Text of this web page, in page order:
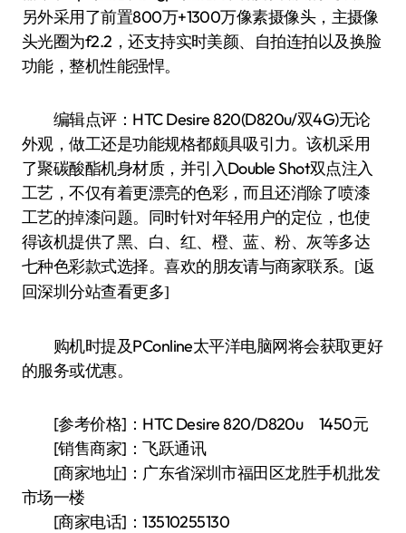
另外采用了前置800万+1300万像素摄像头，主摄像
头光圈为f2.2，还支持实时美颜、自拍连拍以及换脸
功能，整机性能强悍。
编辑点评：HTC Desire 820(D820u/双4G)无论
外观，做工还是功能规格都颇具吸引力。该机采用
了聚碳酸酯机身材质，并引入Double Shot双点注入
工艺，不仅有着更漂亮的色彩，而且还消除了喷漆
工艺的掉漆问题。同时针对年轻用户的定位，也使
得该机提供了黑、白、红、橙、蓝、粉、灰等多达
七种色彩款式选择。喜欢的朋友请与商家联系。
[返
回深圳分站查看更多]
购机时提及PConline太平洋电脑网将会获取更好
的服务或优惠。
[参考价格]：HTC Desire 820/D820u 1450元
[销售商家]：飞跃通讯
[商家地址]：广东省深圳市福田区龙胜手机批发
市场一楼
[商家电话]：13510255130